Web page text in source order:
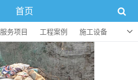
首页
服务项目 工程案例
施工设备
联系方式